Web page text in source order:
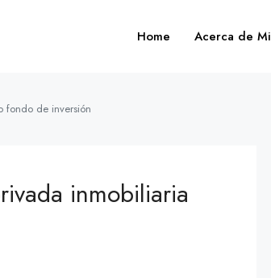
Home Acerca de Mi
fondo de inversión
inmobiliaria